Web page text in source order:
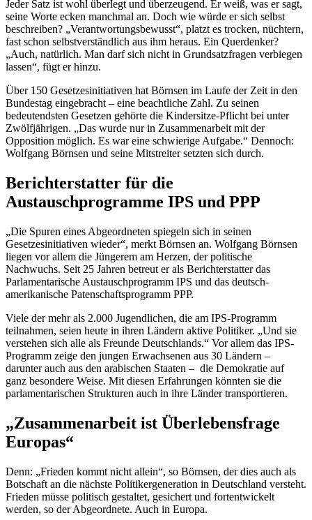
Jeder Satz ist wohl überlegt und überzeugend. Er weiß, was er sagt,
seine Worte ecken manchmal an. Doch wie würde er sich selbst
beschreiben? „Verantwortungsbewusst“, platzt es trocken, nüchtern,
fast schon selbstverständlich aus ihm heraus. Ein Querdenker?
„Auch, natürlich. Man darf sich nicht in Grundsatzfragen verbiegen
lassen“, fügt er hinzu.
Über 150 Gesetzesinitiativen hat Börnsen im Laufe der Zeit in den
Bundestag eingebracht – eine beachtliche Zahl. Zu seinen
bedeutendsten Gesetzen gehörte die Kindersitze-Pflicht bei unter
Zwölfjährigen. „Das wurde nur in Zusammenarbeit mit der
Opposition möglich. Es war eine schwierige Aufgabe.“ Dennoch:
Wolfgang Börnsen und seine Mitstreiter setzten sich durch.
Berichterstatter für die
Austauschprogramme IPS und PPP
„Die Spuren eines Abgeordneten spiegeln sich in seinen
Gesetzesinitiativen wieder“, merkt Börnsen an. Wolfgang Börnsen
liegen vor allem die Jüngerem am Herzen, der politische
Nachwuchs. Seit 25 Jahren betreut er als Berichterstatter das
Parlamentarische Austauschprogramm IPS und das deutsch-
amerikanische Patenschaftsprogramm PPP.
Viele der mehr als 2.000 Jugendlichen, die am IPS-Programm
teilnahmen, seien heute in ihren Ländern aktive Politiker. „Und sie
verstehen sich alle als Freunde Deutschlands.“ Vor allem das IPS-
Programm zeige den jungen Erwachsenen aus 30 Ländern –
darunter auch aus den arabischen Staaten – die Demokratie auf
ganz besondere Weise. Mit diesen Erfahrungen könnten sie die
parlamentarischen Strukturen auch in ihre Länder transportieren.
„Zusammenarbeit ist Überlebensfrage
Europas“
Denn: „Frieden kommt nicht allein“, so Börnsen, der dies auch als
Botschaft an die nächste Politikergeneration in Deutschland versteht.
Frieden müsse politisch gestaltet, gesichert und fortentwickelt
werden, so der Abgeordnete. Auch in Europa.